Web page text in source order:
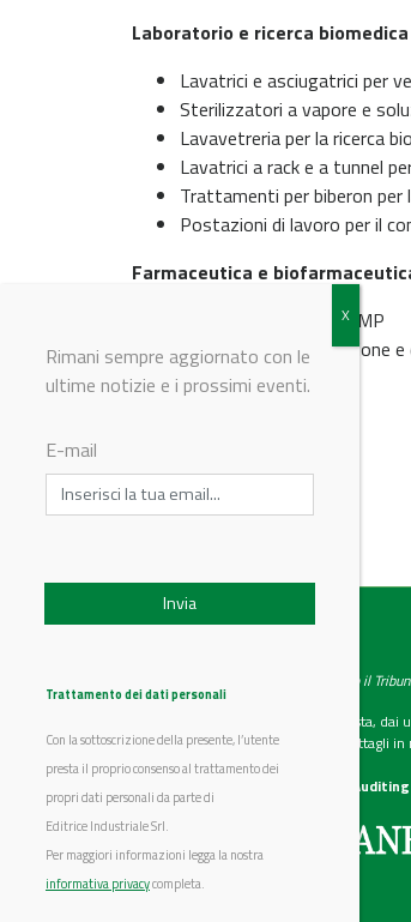
Laboratorio e ricerca biomedica
Lavatrici e asciugatrici per
Sterilizzatori a vapore e
Lavavetreria per la ricerca
Lavatrici a rack e a tunnel
Trattamenti per biberon per
Postazioni di lavoro per il
Farmaceutica e
Sistemi di lavaggio cGMP
Soluzioni di sterilizzazione
Testata giornalistica registrata presso il
Se vuoi diventare nostro inserzionista, dai
Scarica il mediakitper maggiori dettagli in
CSST WebAuditing
Editrice Industriale è associata a:
Rimani sempre aggiornato con le
ultime notizie e i prossimi eventi.
E-mail
Trattamento dei dati personali
Con la sottoscrizione della presente, l’utente
presta il proprio consenso al trattamento dei
propri dati personali da parte di
Editrice Industriale Srl.
Per maggiori informazioni legga la nostra
informativa privacycompleta.